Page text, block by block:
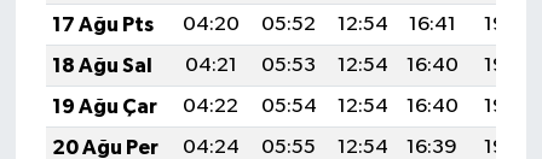
17 Ağu Pts
04:20 05:52 12:54 16:41
19:46
18 Ağu Sal
04:21 05:53 12:54 16:40
19:45
19 Ağu Çar
04:22 05:54 12:54 16:40
19:43
20 Ağu Per
04:24 05:55 12:54 16:39
19:42